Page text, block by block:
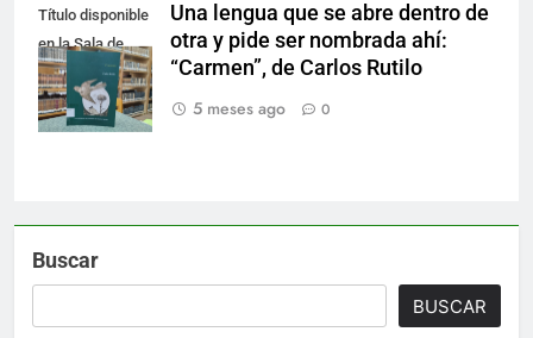
Título disponible
en la Sala de
Literatura.
Una lengua que se abre dentro de
otra y pide ser nombrada ahí:
“Carmen”, de Carlos Rutilo
5 meses ago
0
Buscar
BUSCAR